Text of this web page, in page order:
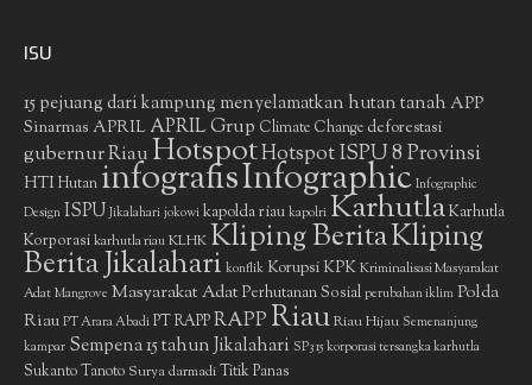
ISU
15 pejuang dari kampung menyelamatkan hutan tanah APP
Sinarmas APRIL APRIL Grup Climate Change deforestasi
gubernur RiauHotspotHotspot ISPU 8 Provinsi
HTIHutan infografisInfographic Infographic
Design ISPU Jikalahari jokowi kapolda riau kapolri KarhutlaKarhutla
Korporasikarhutla riauKLHKKliping BeritaKliping
Berita Jikalahari konflik Korupsi KPKKriminalisasi Masyarakat
Adat Mangrove Masyarakat AdatPerhutanan Sosial perubahan iklim Polda
Riau PT Arara Abadi PT RAPPRAPPRiauRiau Hijau Semenanjung
kampar Sempena 15 tahun Jikalahari SP3 15 korporasi tersangka karhutla
Sukanto Tanoto Surya darmadiTitik Panas